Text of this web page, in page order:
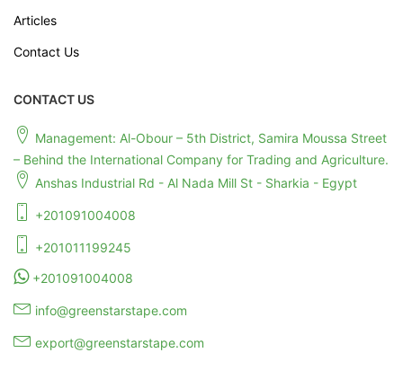
Articles
Contact Us
CONTACT US
Management: Al-Obour – 5th District, Samira Moussa Street
– Behind the International Company for Trading and Agriculture.
Anshas Industrial Rd - Al Nada Mill St - Sharkia - Egypt
+201091004008
+201011199245
+201091004008
info@greenstarstape.com
export@greenstarstape.com